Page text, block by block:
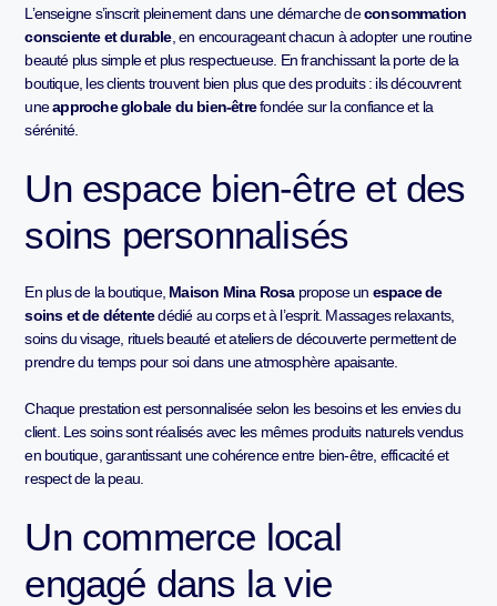
L’enseigne s’inscrit pleinement dans une démarche deconsommation
consciente et durable, en encourageant chacun à adopter une routine
beauté plus simple et plus respectueuse. En franchissant la porte de la
boutique, les clients trouvent bien plus que des produits : ils découvrent
uneapproche globale du bien-êtrefondée sur la confiance et la
sérénité.
Un espace bien-être et des
soins personnalisés
En plus de la boutique, Maison Mina Rosapropose un espace de
soins et de détentedédié au corps et à l’esprit. Massages relaxants,
soins du visage, rituels beauté et ateliers de découverte permettent de
prendre du temps pour soi dans une atmosphère apaisante.
Chaque prestation est personnalisée selon les besoins et les envies du
client. Les soins sont réalisés avec les mêmes produits naturels vendus
en boutique, garantissant une cohérence entre bien-être, efficacité et
respect de la peau.
Un commerce local
engagé dans la vie